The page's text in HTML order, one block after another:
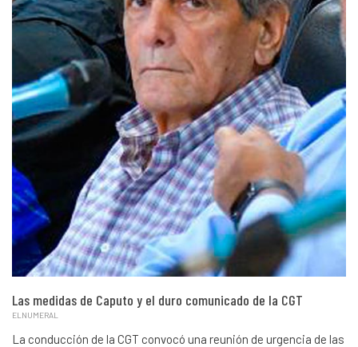
Las medidas de Caputo y el duro comunicado de la CGT
ELNUMERAL
La conducción de la CGT convocó una reunión de urgencia de las